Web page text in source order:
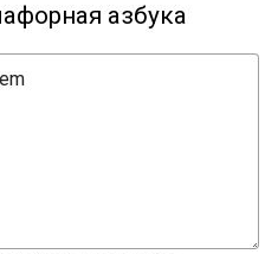
азбука